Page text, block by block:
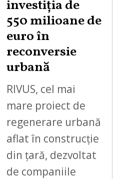
investiția de
550 milioane de
euro în
reconversie
urbană
RIVUS, cel mai
mare proiect de
regenerare urbană
aflat în construcție
din țară, dezvoltat
de companiile